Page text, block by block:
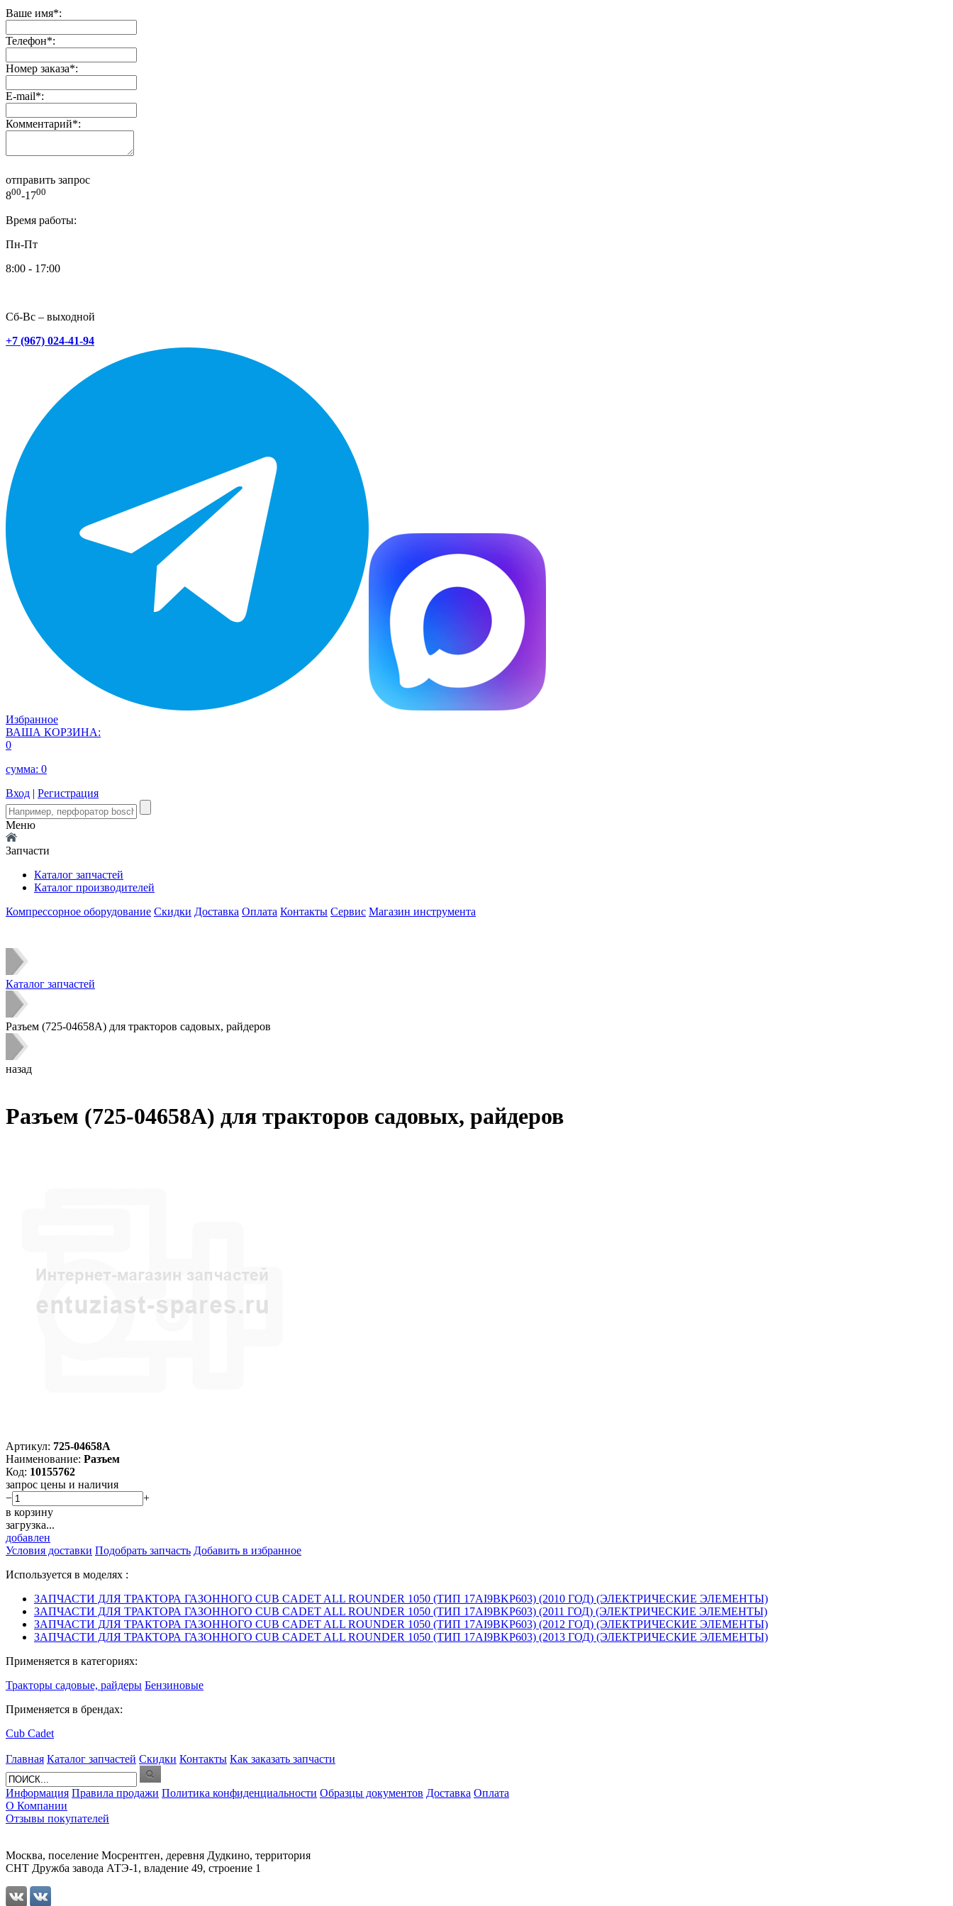
Ваше имя*:
Телефон*:
Номер заказа*:
E-mail*:
Комментарий*:
отправить запрос
800-1700
Время работы:
Пн-Пт
8:00 - 17:00
Сб-Вс – выходной
+7 (967) 024-41-94
Избранное
ВАША КОРЗИНА:
0
сумма: 0
Вход | Регистрация
Меню
Запчасти
Каталог запчастей
Каталог производителей
Компрессорное оборудование Скидки Доставка Оплата Контакты Сервис Магазин инструмента
Каталог запчастей
Разъем (725-04658A) для тракторов садовых, райдеров
назад
Разъем (725-04658A) для тракторов садовых, райдеров
Артикул: 725-04658A
Наименование: Разъем
Код: 10155762
запрос цены и наличия
−
+
в корзину
загрузка...
добавлен
Условия доставки Подобрать запчасть Добавить в избранное
Используется в моделях :
ЗАПЧАСТИ ДЛЯ ТРАКТОРА ГАЗОННОГО CUB CADET ALL ROUNDER 1050 (ТИП 17AI9BKP603) (2010 ГОД) (ЭЛЕКТРИЧЕСКИЕ ЭЛЕМЕНТЫ)
ЗАПЧАСТИ ДЛЯ ТРАКТОРА ГАЗОННОГО CUB CADET ALL ROUNDER 1050 (ТИП 17AI9BKP603) (2011 ГОД) (ЭЛЕКТРИЧЕСКИЕ ЭЛЕМЕНТЫ)
ЗАПЧАСТИ ДЛЯ ТРАКТОРА ГАЗОННОГО CUB CADET ALL ROUNDER 1050 (ТИП 17AI9BKP603) (2012 ГОД) (ЭЛЕКТРИЧЕСКИЕ ЭЛЕМЕНТЫ)
ЗАПЧАСТИ ДЛЯ ТРАКТОРА ГАЗОННОГО CUB CADET ALL ROUNDER 1050 (ТИП 17AI9BKP603) (2013 ГОД) (ЭЛЕКТРИЧЕСКИЕ ЭЛЕМЕНТЫ)
Применяется в категориях:
Тракторы садовые, райдеры Бензиновые
Применяется в брендах:
Cub Cadet
Главная Каталог запчастей Скидки Контакты Как заказать запчасти
Информация Правила продажи Политика конфиденциальности Образцы документов Доставка Оплата
О Компании
Отзывы покупателей
Москва, поселение Мосрентген, деревня Дудкино, территория
СНТ Дружба завода АТЭ-1, владение 49, строение 1